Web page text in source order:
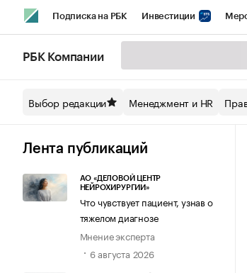
Подписка на РБК Инвестиции
Спецпроекты СПб Конференции СПб
Технологии и медиа
РБК Компании
Выбор редакции Менеджмент и HR
Лента публикаций
АО «ДЕЛОВОЙ ЦЕНТР
НЕЙРОХИРУРГИИ»
Что чувствует пациент, узнав о
тяжелом диагнозе
Мнение эксперта
6 августа 2026